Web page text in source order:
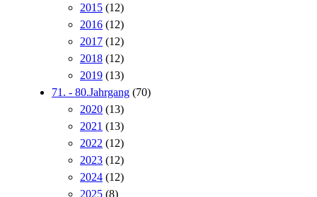
2015 (12)
2016 (12)
2017 (12)
2018 (12)
2019 (13)
71. - 80.Jahrgang (70)
2020 (13)
2021 (13)
2022 (12)
2023 (12)
2024 (12)
2025 (8)